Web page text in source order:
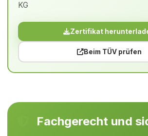
KG
Zertifikat
Beim TÜV prüfen
Fachgerecht und